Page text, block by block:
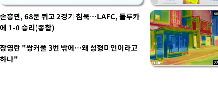
손흥민, 68분 뛰고 2경기 침묵…LAFC, 톨루카
에 1-0 승리(종합)
장영란 "쌍커풀 3번 밖에…왜 성형미인이라고
하냐"